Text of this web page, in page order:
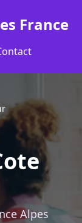
France
Alpes